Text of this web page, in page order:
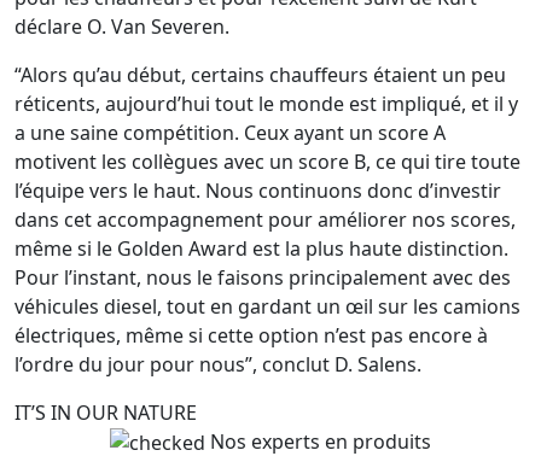
déclare O. Van Severen.
“Alors qu’au début, certains chauffeurs étaient un peu
réticents, aujourd’hui tout le monde est impliqué, et il y
a une saine compétition. Ceux ayant un score A
motivent les collègues avec un score B, ce qui tire toute
l’équipe vers le haut. Nous continuons donc d’investir
dans cet accompagnement pour améliorer nos scores,
même si le Golden Award est la plus haute distinction.
Pour l’instant, nous le faisons principalement avec des
véhicules diesel, tout en gardant un œil sur les camions
électriques, même si cette option n’est pas encore à
l’ordre du jour pour nous”, conclut D. Salens.
IT’S IN OUR NATURE
Nos experts en produits